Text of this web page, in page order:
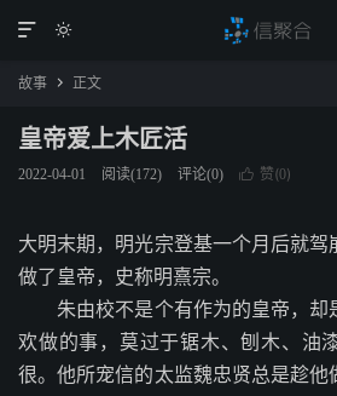


故事  正文
皇帝爱上木匠活
2022-04-01 阅读(172) 评论(0)  赞(0)
大明末期，明光宗登基一个月后就
做了皇帝，史称明熹宗。
朱由校不是个有作为的皇帝，却
欢做的事，莫过于锯木、刨木、油
很。他所宠信的太监魏忠贤总是趁他